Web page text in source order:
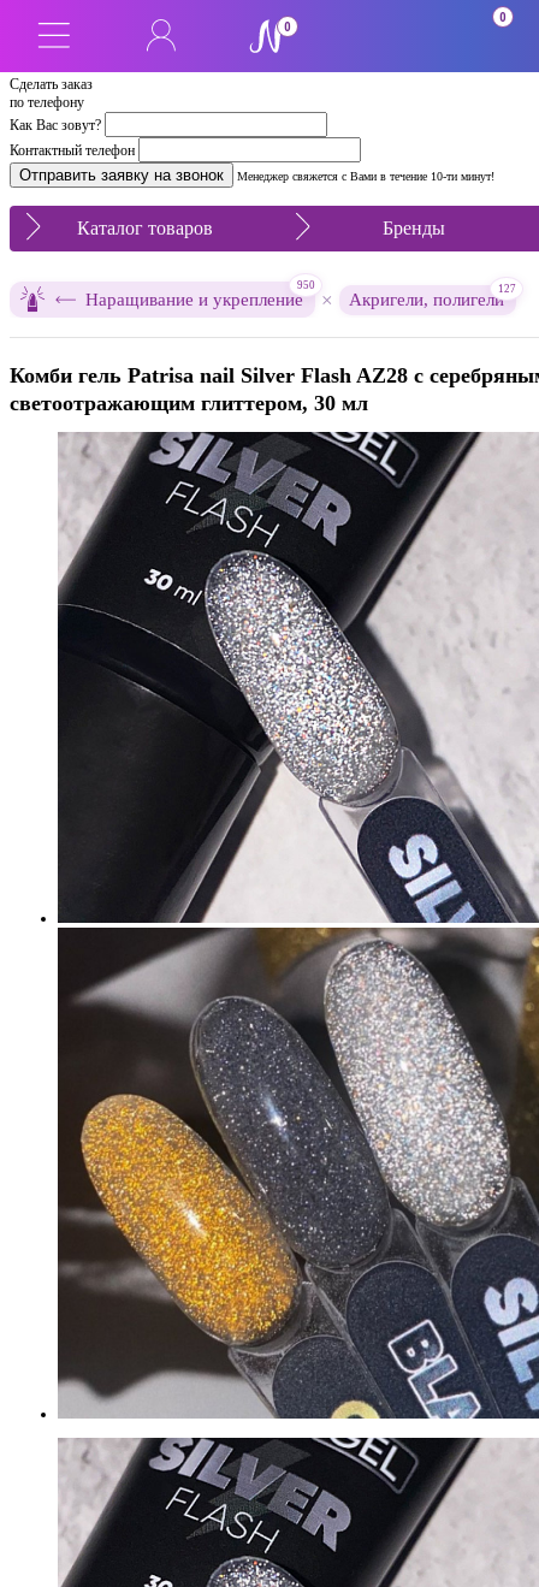
Сделать заказ
по телефону
Как Вас зовут?
Контактный телефон
Менеджер свяжется с Вами в течение 10-ти минут!
0
0
Каталог товаров Бренды
Наращивание и укрепление
950
× Акригели, полигели
127
Комби гель Patrisa nail Silver Flash AZ28 с
светоотражающим глиттером, 30 мл